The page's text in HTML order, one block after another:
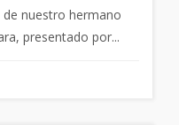
nuestro hermano
presentado por...